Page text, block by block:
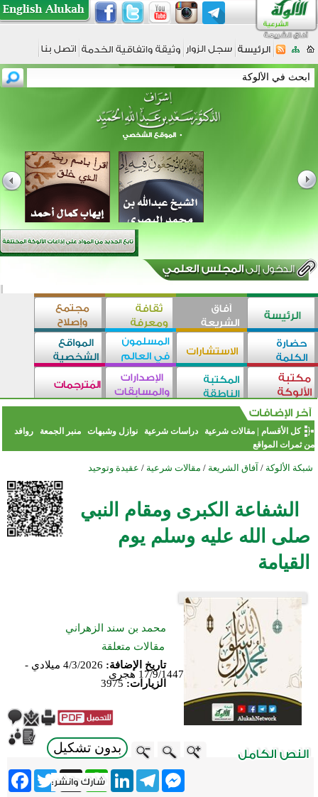
كل الأقسام |مقالات شرعية دراسات شرعية نوازل وشبهات منبر الجمعة
روافد
من ثمرات المواقع
شبكة الألوكة / آفاق الشريعة / مقالات شرعية / عقيدة وتوحيد
الشفاعة الكبرى ومقام النبي
صلى الله عليه وسلم يوم
القيامة
محمد بن سند الزهراني
مقالات متعلقة
تاريخ الإضافة:
4/3/2026 ميلادي -
17/9/1447 هجري
الزيارات: 3975
بدون تشكيل
Twitter X
WhatsApp
LinkedInTelegram
Messenger